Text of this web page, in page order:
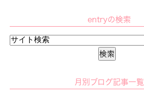
entryの検索
月別ブログ記事一覧